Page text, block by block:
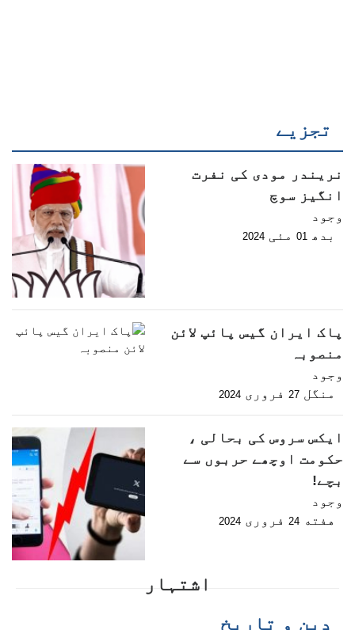
تجزیے
نریندر مودی کی نفرت
انگیز سوچ
وجود
بدھ 01 مئی 2024
پاک ایران گیس پائپ لائن
منصوبہ
وجود
منگل 27 فروری 2024
ایکس سروس کی بحالی ،
حکومت اوچھے حربوں سے
بچے!
وجود
هفته 24 فروری 2024
اشتہار
دین و تاریخ